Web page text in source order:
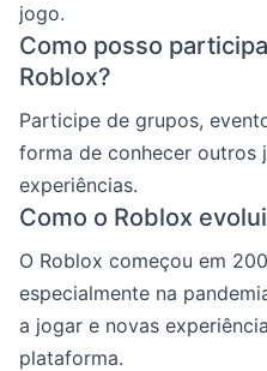
jogo.
Como posso
Roblox?
Participe de grupos,
forma de conhecer outros
experiências.
Como o Roblox
O Roblox começou em
especialmente na
a jogar e novas
plataforma.